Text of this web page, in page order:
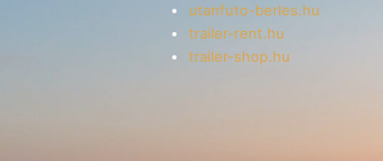
utanfuto-berles.hu
trailer-rent.hu
trailer-shop.hu